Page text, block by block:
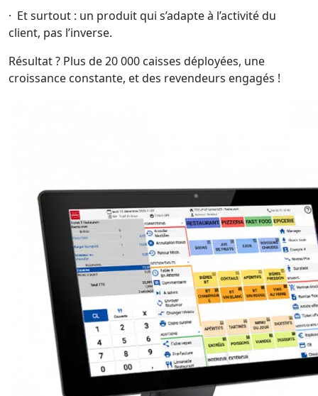
· Et surtout : un produit qui s’adapte à l’activité du
client, pas l’inverse.
Résultat ? Plus de 20 000 caisses déployées, une
croissance constante, et des revendeurs engagés !